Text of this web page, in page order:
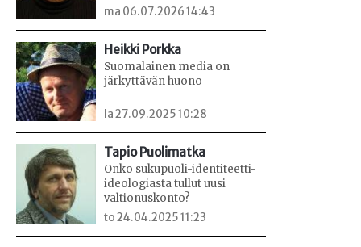
ma 06.07.2026 14:43
Heikki Porkka
Suomalainen media on
järkyttävän huono
la 27.09.2025 10:28
Tapio Puolimatka
Onko sukupuoli-identiteetti-
ideologiasta tullut uusi
valtionuskonto?
to 24.04.2025 11:23